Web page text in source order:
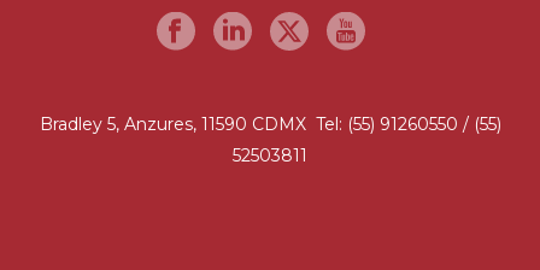
Bradley 5, Anzures, 11590 CDMX Tel: (55) 91260550 / (55)
52503811